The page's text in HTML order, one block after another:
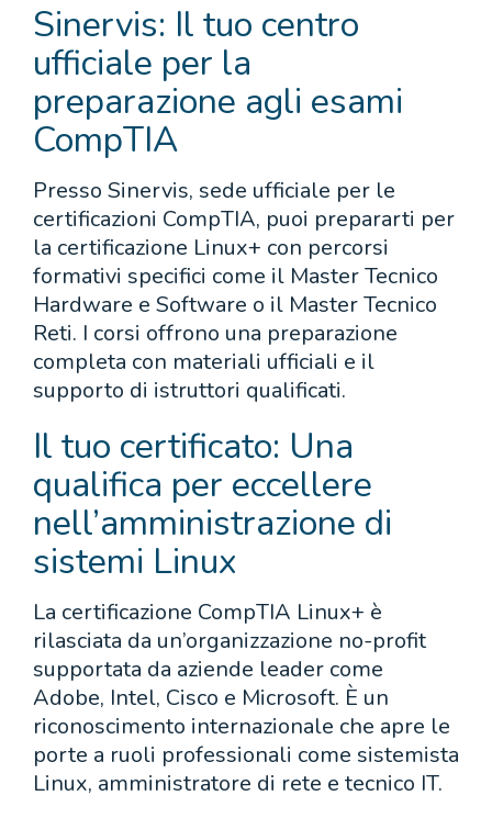
Sinervis: Il tuo centro
ufficiale per la
preparazione agli esami
CompTIA
Presso Sinervis, sede ufficiale per le
certificazioni CompTIA, puoi prepararti per
la certificazione Linux+ con percorsi
formativi specifici come il Master Tecnico
Hardware e Software o il Master Tecnico
Reti. I corsi offrono una preparazione
completa con materiali ufficiali e il
supporto di istruttori qualificati.
Il tuo certificato: Una
qualifica per eccellere
nell’amministrazione di
sistemi Linux
La certificazione CompTIA Linux+ è
rilasciata da un’organizzazione no-profit
supportata da aziende leader come
Adobe, Intel, Cisco e Microsoft. È un
riconoscimento internazionale che apre le
porte a ruoli professionali come sistemista
Linux, amministratore di rete e tecnico IT.